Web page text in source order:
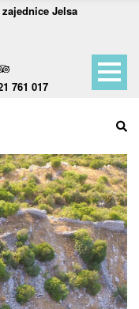
Jelsa
761 017